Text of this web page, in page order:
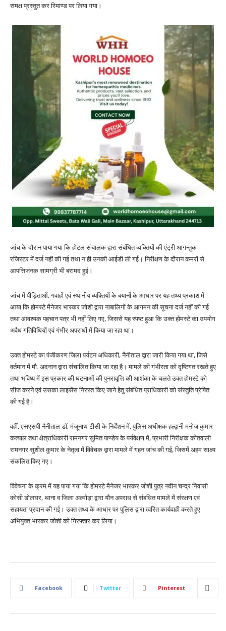
समक्ष प्रस्तुत कर रिमाण्ड पर लिया गया।
जांच के दौरान पाया गया कि होटल संचालक द्वारा संबंधित व्यक्तियों की एंट्री आगन्तुक
रजिस्टर में दर्ज नहीं की गई तथा न ही उनकी आईडी ली गई। निरीक्षण के दौरान कमरों से
आपत्तिजनक सामग्री भी बरामद हुई।
जांच में पीड़िताओं, गवाहों एवं स्थानीय व्यक्तियों के बयानों के आधार पर यह तथ्य प्रकाश में
आया कि होमस्टे मैनेजर भास्कर जोशी द्वारा नाबालिगों के आगमन की सूचना दर्ज नहीं की गई
तथा आवश्यक पहचान पत्र भी नहीं लिए गए, जिससे यह स्पष्ट हुआ कि उक्त होमस्टे का उपयोग
अवैध गतिविधियों एवं गंभीर अपराधों में किया जा रहा था।
उक्त होमस्टे का पंजीकरण जिला पर्यटन अधिकारी, नैनीताल द्वारा जारी किया गया था, जिसे
वर्तमान में मौ. अदनान द्वारा संचालित किया जा रहा है। मामले की गंभीरता को दृष्टिगत रखते हुए
तथा भविष्य में इस प्रकार की घटनाओं की पुनरावृत्ति की आशंका के चलते उक्त होमस्टे को
सीज करने एवं उसका लाइसेंस निरस्त किए जाने हेतु संबंधित प्राधिकारी को संस्तुति प्रेषित
की गई है।
वहीं, एसएसपी नैनीताल डॉ. मंजूनाथ टीसी के निर्देशन में, पुलिस अधीक्षक हल्द्वानी मनोज कुमार
कत्याल तथा क्षेत्राधिकारी रामनगर सुमित पाण्डेय के पर्यवेक्षण में, प्रभारी निरीक्षक कोतवाली
रामनगर सुशील कुमार के नेतृत्व में विवेचक द्वारा मामले में गहन जांच की गई, जिसमें अहम साक्ष्य
संकलित किए गए।
विवेचना के क्रम में यह पाया गया कि होमस्टे मैनेजर भास्कर जोशी पुत्र नवीन चन्द्र निवासी
कोसी डोलघर, थाना व जिला अल्मोड़ा द्वारा यौन अपराध से संबंधित मामले में संरक्षण एवं
सहायता प्रदान की गई। उक्त तथ्य के आधार पर पुलिस द्वारा त्वरित कार्यवाही करते हुए
अभियुक्त भास्कर जोशी को गिरफ्तार कर लिया।
Facebook Twitter Pinterest